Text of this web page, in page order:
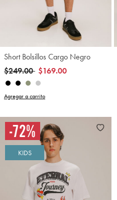
Short Bolsillos Cargo Negro
Precio reducido de
$249.00a$169.00
Agregar a carrito
KIDS